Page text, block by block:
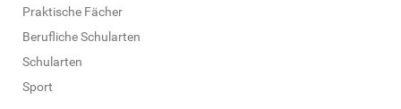
Praktische Fächer
Berufliche Schularten
Schularten
Sport